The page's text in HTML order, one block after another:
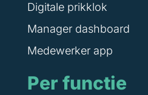
Digitale prikklok
Manager dashboard
Medewerker app
Per functie